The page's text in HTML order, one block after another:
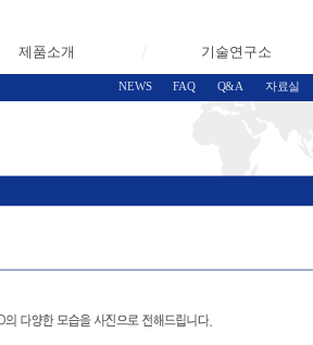
제품소개 기술연구소
NEWS FAQ Q&A 자료실